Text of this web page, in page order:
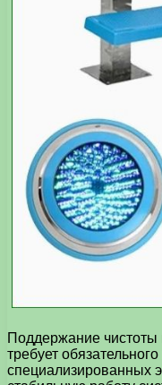
Поддержание
требует
специализированных